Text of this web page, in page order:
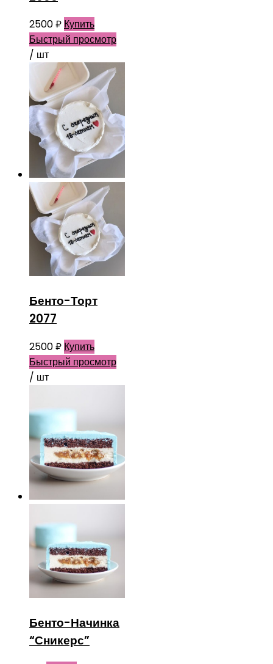
2500₽ Купить
Быстрый просмотр
/ шт
Бенто-Торт
2077
2500₽ Купить
Быстрый просмотр
/ шт
Бенто-Начинка
“Сникерс”